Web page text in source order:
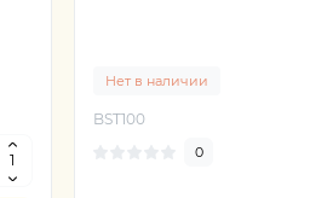
Нет в наличии
BST100
0